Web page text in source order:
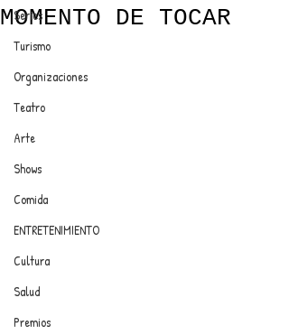
ANUNCIATE CON NOSOTROS
PARA MÁS INFORMACIÓN:
dinamicaseltrendytop@gmail.com
Series
Turismo
Organizaciones
Teatro
Arte
Shows
Comida
ENTRETENIMIENTO
Cultura
Salud
Premios
MOMENTO DE TOCAR